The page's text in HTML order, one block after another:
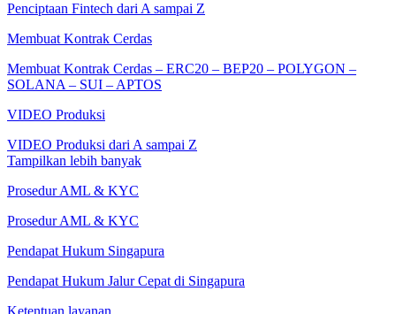
Penciptaan Fintech dari A sampai Z
Membuat Kontrak Cerdas
Membuat Kontrak Cerdas – ERC20 – BEP20 – POLYGON –
SOLANA – SUI – APTOS
VIDEO Produksi
VIDEO Produksi dari A sampai Z
Tampilkan lebih banyak
Prosedur AML & KYC
Prosedur AML & KYC
Pendapat Hukum Singapura
Pendapat Hukum Jalur Cepat di Singapura
Ketentuan layanan